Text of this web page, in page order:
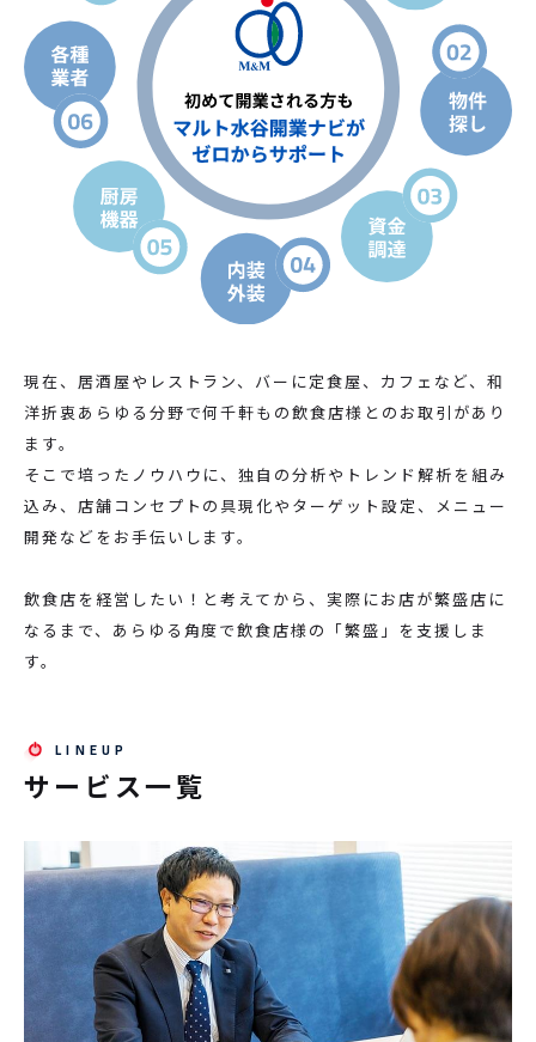
現在、居酒屋やレストラン、バーに定食屋、カフェなど、和
洋折衷あらゆる分野で何千軒もの飲食店様とのお取引があり
ます。
そこで培ったノウハウに、独自の分析やトレンド解析を組み
込み、店舗コンセプトの具現化やターゲット設定、メニュー
開発などをお手伝いします。
飲食店を経営したい！と考えてから、実際にお店が繁盛店に
なるまで、あらゆる角度で飲食店様の「繁盛」を支援しま
す。
サービス一覧